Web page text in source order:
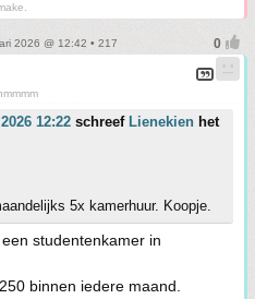
2026 @ 12:42 • 217
12:22 schreef Lienekien het
5x kamerhuur. Koopje.
studentenkamer in
binnen iedere maand.